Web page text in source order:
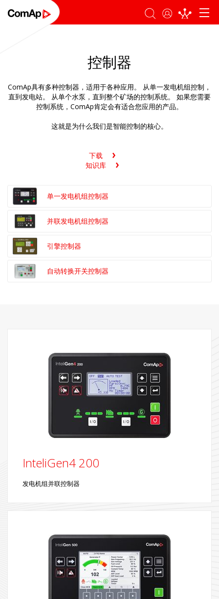
搜索
控制器
ComAp具有多种控制器，适用于各种应用。 从单一发电机组控制，
直到发电站。 从单个水泵，直到整个矿场的控制系统。 如果您需要
控制系统，ComAp肯定会有适合您应用的产品。
这就是为什么我们是智能控制的核心。
下载
知识库
单一发电机组控制器
并联发电机组控制器
引擎控制器
自动转换开关控制器
InteliGen4 200
发电机组并联控制器